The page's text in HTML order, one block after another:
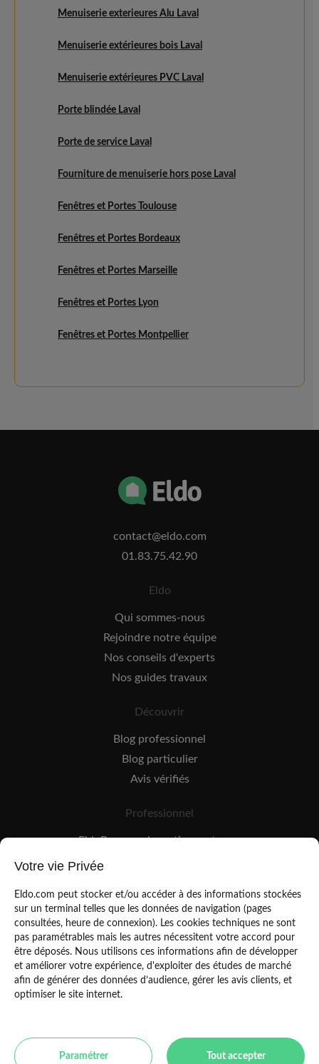
Menuiserie exterieures Alu Laval
Menuiserie extérieures bois Laval
Menuiserie extérieures PVC Laval
Porte blindée Laval
Porte de service Laval
Fourniture de menuiserie hors pose Laval
Fenêtres et Portes Toulouse
Fenêtres et Portes Bordeaux
Fenêtres et Portes Marseille
Fenêtres et Portes Lyon
Fenêtres et Portes Montpellier
contact@eldo.com
01.83.75.42.90
Eldo
Qui sommes-nous
Rejoindre notre équipe
Nos conseils d'experts
Nos guides travaux
Découvrir
Blog professionnel
Blog particulier
Avis vérifiés
Professionnel
EldoPro pour les artisans et pros
EldoNetwork pour les réseaux, marques et industriels
Mentions légales
Votre vie Privée
Eldo.com peut stocker et/ou accéder à des informations stockées
sur un terminal telles que les données de navigation (pages
consultées, heure de connexion). Les cookies techniques ne sont
pas paramétrables mais les autres nécessitent votre accord pour
être déposés. Nous utilisons ces informations afin de développer
et améliorer votre expérience, d'exploiter des études de marché
afin de générer des données d’audience, gérer les avis clients, et
optimiser le site internet.
Paramétrer Tout accepter